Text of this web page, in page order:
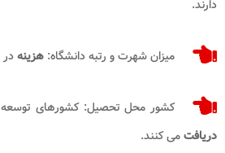
دارند.
میزان شهرت و رتبه دانشگاه: هزینهدر
کشور محل تحصیل: کشورهای توسعه
دریافتمی کنند.